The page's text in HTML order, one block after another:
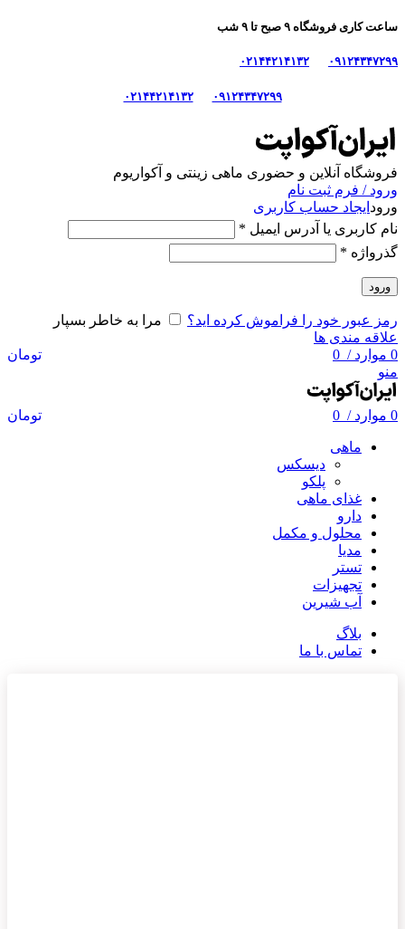
ساعت کاری فروشگاه ۹ صبح تا ۹ شب
۰۹۱۲۴۳۴۷۲۹۹ ۰۲۱۴۴۲۱۴۱۳۲
۰۹۱۲۴۳۴۷۲۹۹ ۰۲۱۴۴۲۱۴۱۳۲
فروشگاه آنلاین و حضوری ماهی‌ زینتی و آکواریوم
ورود / فرم ثبت نام
ورود ایجاد حساب کاربری
نام کاربری یا آدرس ایمیل *
گذرواژه *
ورود
رمز عبور خود را فراموش کرده اید؟
مرا به خاطر بسپار
علاقه مندی ها
0 موارد / تومان
منو
0 موارد / تومان
ماهی
دیسکس
پلکو
غذای ماهی
دارو
محلول و مکمل
مدیا
تستر
تجهیزات
آب شیرین
بلاگ
تماس با ما